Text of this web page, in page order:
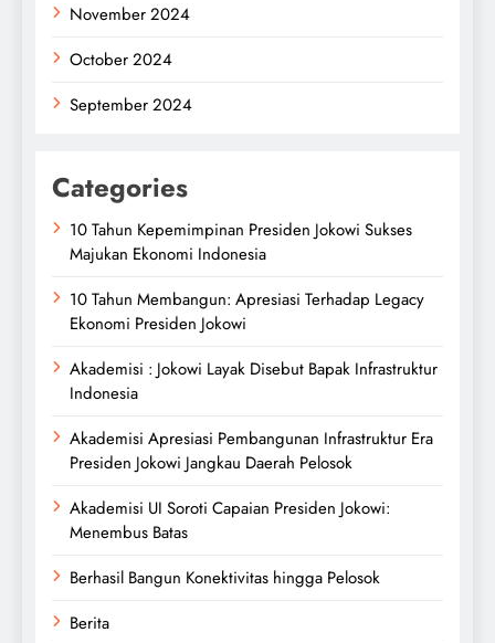
November 2024
October 2024
September 2024
Categories
10 Tahun Kepemimpinan Presiden Jokowi Sukses
Majukan Ekonomi Indonesia
10 Tahun Membangun: Apresiasi Terhadap Legacy
Ekonomi Presiden Jokowi
Akademisi : Jokowi Layak Disebut Bapak Infrastruktur
Indonesia
Akademisi Apresiasi Pembangunan Infrastruktur Era
Presiden Jokowi Jangkau Daerah Pelosok
Akademisi UI Soroti Capaian Presiden Jokowi:
Menembus Batas
Berhasil Bangun Konektivitas hingga Pelosok
Berita